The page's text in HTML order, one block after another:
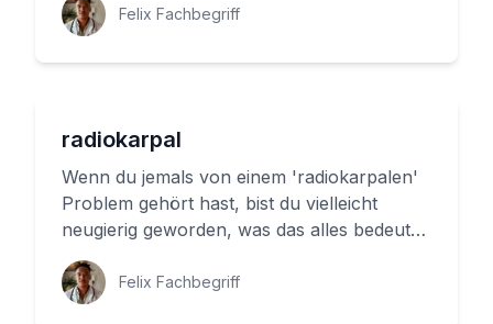
Felix Fachbegriff
radiokarpal
Wenn du jemals von einem 'radiokarpalen'
Problem gehört hast, bist du vielleicht
neugierig geworden, was das alles bedeutet.
Radiokarpal ist eine Art ...
Felix Fachbegriff